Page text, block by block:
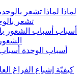
لماذا
تشعر
أسباب
أسباب الوحدة